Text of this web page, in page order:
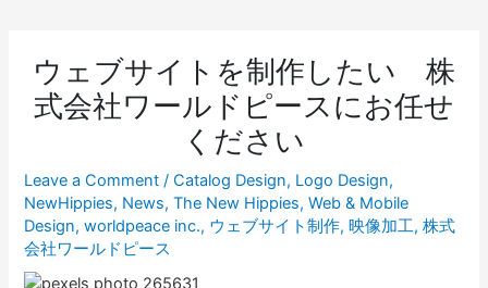
ウェブサイトを制作したい 株
式会社ワールドピースにお任せ
ください
Leave a Comment /Catalog Design, Logo Design,
NewHippies, News,The New Hippies,Web & Mobile
Design,worldpeace inc., ウェブサイト制作,映像加工,株式
会社ワールドピース